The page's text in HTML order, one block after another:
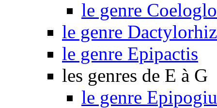
le genre
le genre
le genre Epipactis
les genres de E à G
le genre